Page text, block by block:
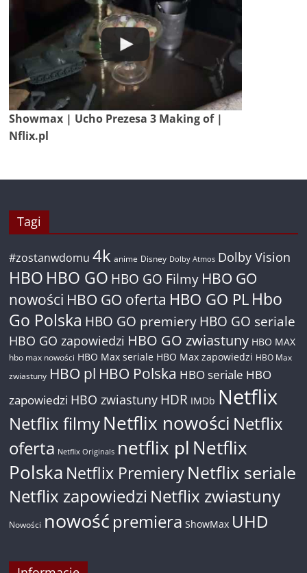
Showmax | Ucho Prezesa 3 Making of |
Nflix.pl
Tagi
#zostanwdomu 4k anime Disney Dolby Atmos Dolby Vision
HBO HBO GO HBO GO Filmy HBO GO
nowości HBO GO oferta HBO GO PL Hbo
Go Polska HBO GO premiery HBO GO seriale
HBO GO zapowiedzi HBO GO zwiastuny HBO MAX
hbo max nowości HBO Max seriale HBO Max zapowiedzi HBO Max
zwiastuny HBO pl HBO Polska HBO seriale HBO
zapowiedzi HBO zwiastuny HDR IMDb Netflix
Netflix filmyNetflix nowości Netflix
oferta Netflix Originals netflix pl Netflix
Polska Netflix PremieryNetflix seriale
Netflix zapowiedzi Netflix zwiastuny
Nowości nowość premiera ShowMax UHD